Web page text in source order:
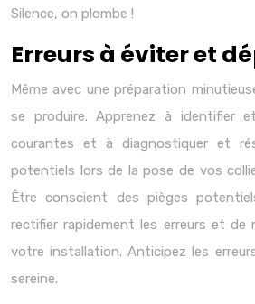
Silence, on plombe !
Erreurs à éviter et
Même avec une préparation
se produire. Apprenez à identifier
courantes et à diagnostiquer et
potentiels lors de la pose de vos
Être conscient des pièges
rectifier rapidement les erreurs et de
votre installation. Anticipez les
sereine.